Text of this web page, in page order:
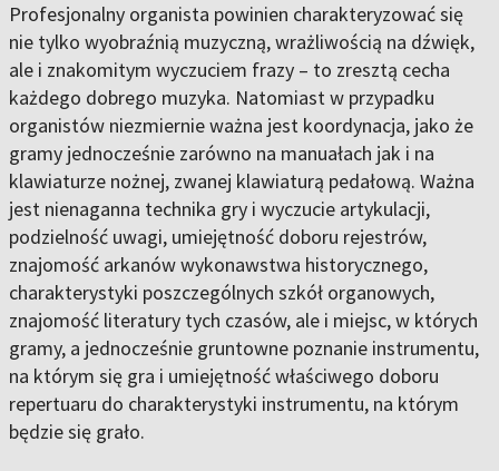
Profesjonalny organista powinien charakteryzować się
nie tylko wyobraźnią muzyczną, wrażliwością na dźwięk,
ale i znakomitym wyczuciem frazy – to zresztą cecha
każdego dobrego muzyka. Natomiast w przypadku
organistów niezmiernie ważna jest koordynacja, jako że
gramy jednocześnie zarówno na manuałach jak i na
klawiaturze nożnej, zwanej klawiaturą pedałową. Ważna
jest nienaganna technika gry i wyczucie artykulacji,
podzielność uwagi, umiejętność doboru rejestrów,
znajomość arkanów wykonawstwa historycznego,
charakterystyki poszczególnych szkół organowych,
znajomość literatury tych czasów, ale i miejsc, w których
gramy, a jednocześnie gruntowne poznanie instrumentu,
na którym się gra i umiejętność właściwego doboru
repertuaru do charakterystyki instrumentu, na którym
będzie się grało.